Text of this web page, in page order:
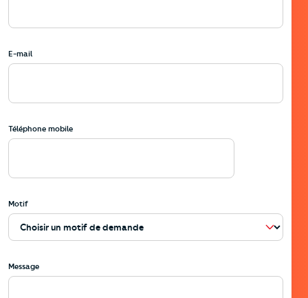
E-mail
Téléphone mobile
Motif
Message